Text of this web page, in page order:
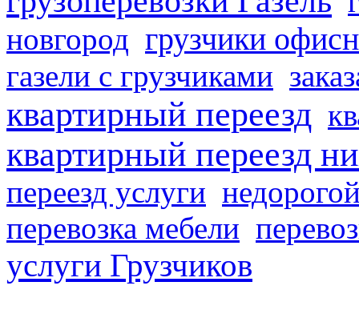
новгород грузчики
газели с грузчиками
квартирный переезд
квартирный переезд
переезд услуги
перевозка мебели
услуги Грузчиков